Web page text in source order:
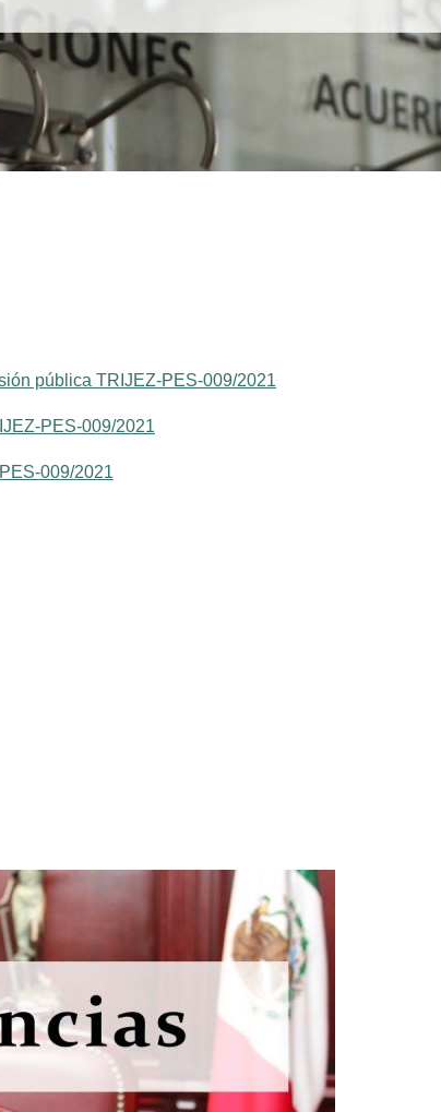
pública TRIJEZ-PES-009/2021
PES-009/2021
009/2021